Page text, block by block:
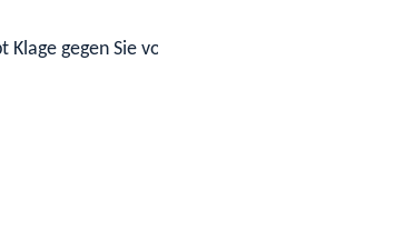
gegen Sie vor Gericht, entstehen